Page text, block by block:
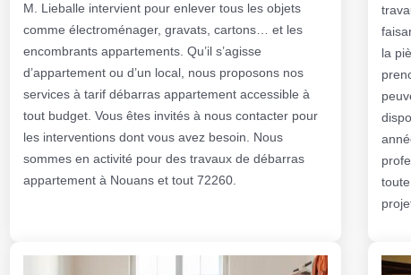
M. Lieballe intervient pour enlever tous les objets
comme électroménager, gravats, cartons… et les
encombrants appartements. Qu’il s’agisse
d’appartement ou d’un local, nous proposons nos
services à tarif débarras appartement accessible à
tout budget. Vous êtes invités à nous contacter pour
les interventions dont vous avez besoin. Nous
sommes en activité pour des travaux de débarras
appartement à Nouans et tout 72260.
la